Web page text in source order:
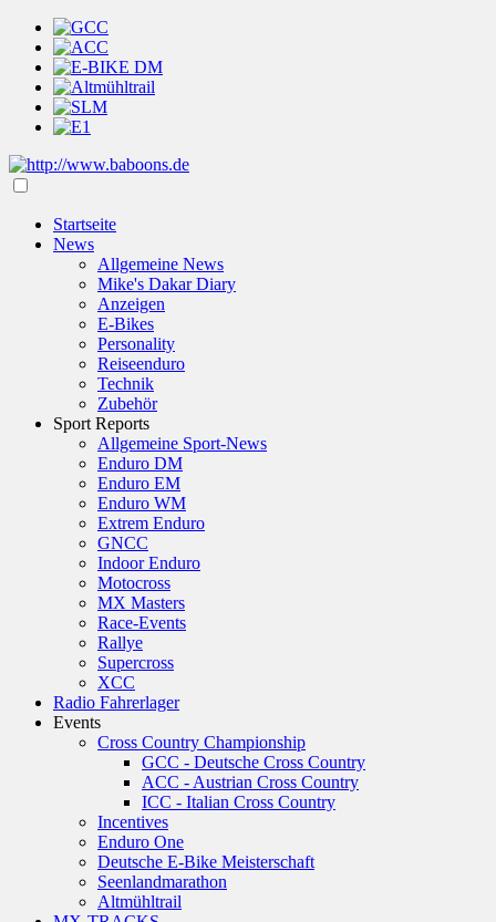
Startseite
News
Allgemeine News
Mike's Dakar Diary
Anzeigen
E-Bikes
Personality
Reiseenduro
Technik
Zubehör
Sport Reports
Allgemeine Sport-News
Enduro DM
Enduro EM
Enduro WM
Extrem Enduro
GNCC
Indoor Enduro
Motocross
MX Masters
Race-Events
Rallye
Supercross
XCC
Radio Fahrerlager
Events
Cross Country Championship
GCC - Deutsche Cross Country
ACC - Austrian Cross Country
ICC - Italian Cross Country
Incentives
Enduro One
Deutsche E-Bike Meisterschaft
Seenlandmarathon
Altmühltrail